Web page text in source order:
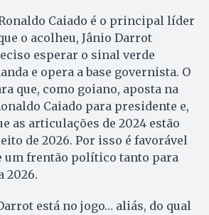
Caiado é o principal líder
o acolheu, Jânio Darrot
esperar o sinal verde
e opera a base governista. O
que, como goiano, aposta na
Caiado para presidente e,
as articulações de 2024 estão
de 2026. Por isso é favorável
um frentão político tanto para
2026.
está no jogo… aliás, do qual